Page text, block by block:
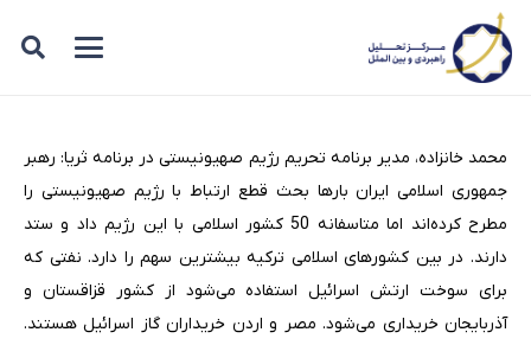
محمد خانزاده، مدیر برنامه تحریم رژیم صهیونیستی در برنامه ثریا: رهبر
جمهوری اسلامی ایران بارها بحث قطع ارتباط با رژیم صهیونیستی را
مطرح کرده‌اند اما متاسفانه 50 کشور اسلامی با این رژیم داد و ستد
دارند. در بین کشورهای اسلامی ترکیه بیشترین سهم را دارد. نفتی که
برای سوخت ارتش اسرائیل استفاده می‌شود از کشور قزاقستان و
آذربایجان خریداری می‌شود. مصر و اردن خریداران گاز اسرائیل هستند.